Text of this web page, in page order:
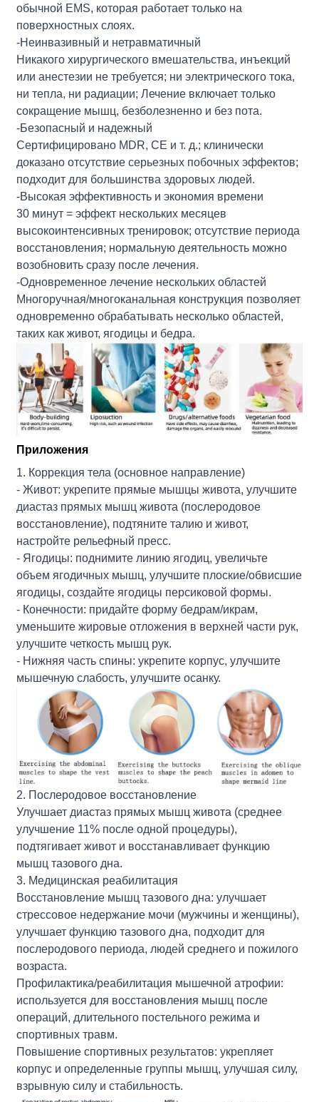
обычной EMS, которая работает только на
поверхностных слоях.
-Неинвазивный и нетравматичный
Никакого хирургического вмешательства, инъекций
или анестезии не требуется; ни электрического тока,
ни тепла, ни радиации; Лечение включает только
сокращение мышц, безболезненно и без пота.
-Безопасный и надежный
Сертифицировано MDR, CE и т. д.; клинически
доказано отсутствие серьезных побочных эффектов;
подходит для большинства здоровых людей.
-Высокая эффективность и экономия времени
30 минут = эффект нескольких месяцев
высокоинтенсивных тренировок; отсутствие периода
восстановления; нормальную деятельность можно
возобновить сразу после лечения.
-Одновременное лечение нескольких областей
Многоручная/многоканальная конструкция позволяет
одновременно обрабатывать несколько областей,
таких как живот, ягодицы и бедра.
Приложения
1. Коррекция тела (основное направление)
- Живот: укрепите прямые мышцы живота, улучшите
диастаз прямых мышц живота (послеродовое
восстановление), подтяните талию и живот,
настройте рельефный пресс.
- Ягодицы: поднимите линию ягодиц, увеличьте
объем ягодичных мышц, улучшите плоские/обвисшие
ягодицы, создайте ягодицы персиковой формы.
- Конечности: придайте форму бедрам/икрам,
уменьшите жировые отложения в верхней части рук,
улучшите четкость мышц рук.
- Нижняя часть спины: укрепите корпус, улучшите
мышечную слабость, улучшите осанку.
2. Послеродовое восстановление
Улучшает диастаз прямых мышц живота (среднее
улучшение 11% после одной процедуры),
подтягивает живот и восстанавливает функцию
мышц тазового дна.
3. Медицинская реабилитация
Восстановление мышц тазового дна: улучшает
стрессовое недержание мочи (мужчины и женщины),
улучшает функцию тазового дна, подходит для
послеродового периода, людей среднего и пожилого
возраста.
Профилактика/реабилитация мышечной атрофии:
используется для восстановления мышц после
операций, длительного постельного режима и
спортивных травм.
Повышение спортивных результатов: укрепляет
корпус и определенные группы мышц, улучшая силу,
взрывную силу и стабильность.